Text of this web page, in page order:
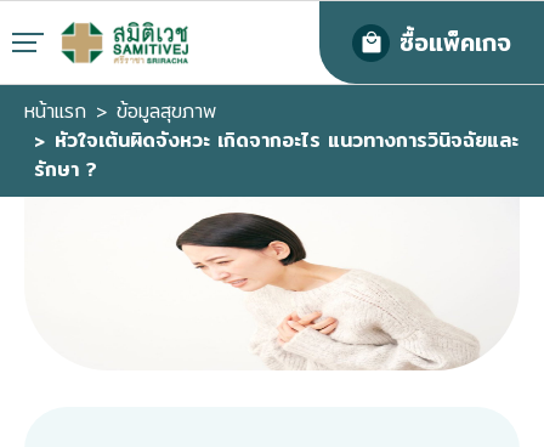
ซื้อแพ็คเกจ
หน้าแรก
ข้อมูลสุขภาพ
หัวใจเต้นผิดจังหวะ เกิดจากอะไร แนวทางการวินิจฉัยและ
รักษา ?